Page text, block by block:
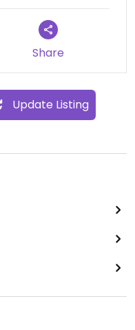
Share
Update Listing